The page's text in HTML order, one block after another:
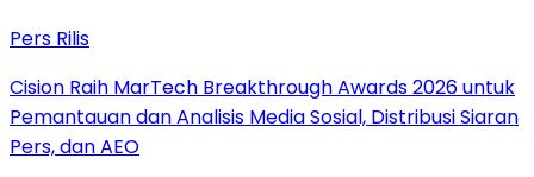
Pers Rilis
Cision Raih MarTech Breakthrough Awards 2026 untuk
Pemantauan dan Analisis Media Sosial, Distribusi Siaran
Pers, dan AEO